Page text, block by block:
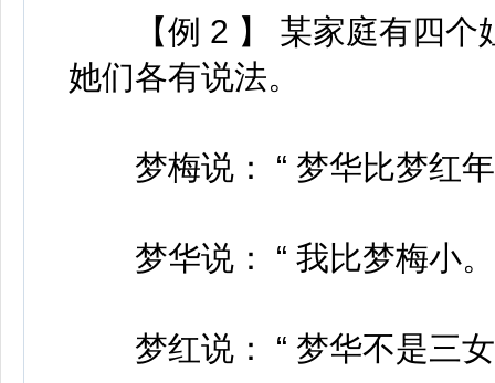
【例 2 】 某家庭有四个
她们各有说法。
梦梅说： “ 梦华比梦红年
梦华说： “ 我比梦梅小。
梦红说： “ 梦华不是三女